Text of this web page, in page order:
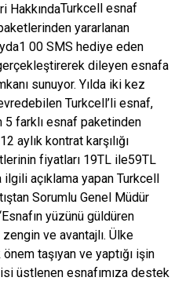
Turkcell esnaf
yararlanan
00 SMS hediye eden
dileyen esnafa
sunuyor. Yılda iki kez
Turkcell’li esnaf,
5 farklı esnaf paketinden
aylık kontrat karşılığı
fiyatları 19TL ile59TL
açıklama yapan Turkcell
Sorumlu Genel Müdür
yüzünü güldüren
ve avantajlı. Ülke
taşıyan ve yaptığı işin
üstlenen esnafımıza destek